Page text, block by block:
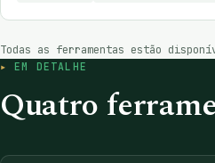
Todas as ferramentas estão
EM DETALHE
Quatro